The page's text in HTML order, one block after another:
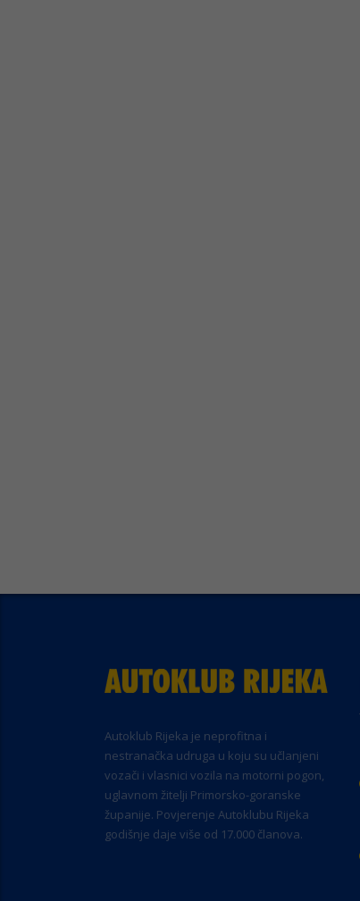
Autoklub Rijeka je neprofitna i
nestranačka udruga u koju su učlanjeni
vozači i vlasnici vozila na motorni pogon,
uglavnom žitelji Primorsko-goranske
županije. Povjerenje Autoklubu Rijeka
godišnje daje više od 17.000 članova.